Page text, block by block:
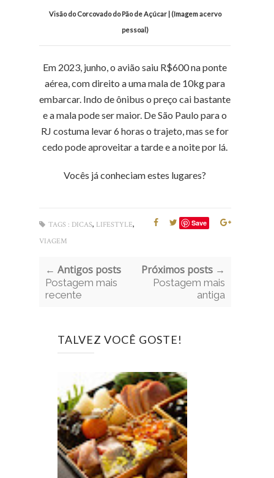
Visão do Corcovado do Pão de Açúcar | (Imagem acervo
pessoal)
Em 2023, junho, o avião saiu R$600 na ponte
aérea, com direito a uma mala de 10kg para
embarcar. Indo de ônibus o preço cai bastante
e a mala pode ser maior. De São Paulo para o
RJ costuma levar 6 horas o trajeto, mas se for
cedo pode aproveitar a tarde e a noite por lá.
Vocês já conheciam estes lugares?
Save
TAGS : DICAS, LIFESTYLE,
VIAGEM
← Antigos posts
Postagem mais
recente
Próximos posts →
Postagem mais
antiga
TALVEZ VOCÊ GOSTE!